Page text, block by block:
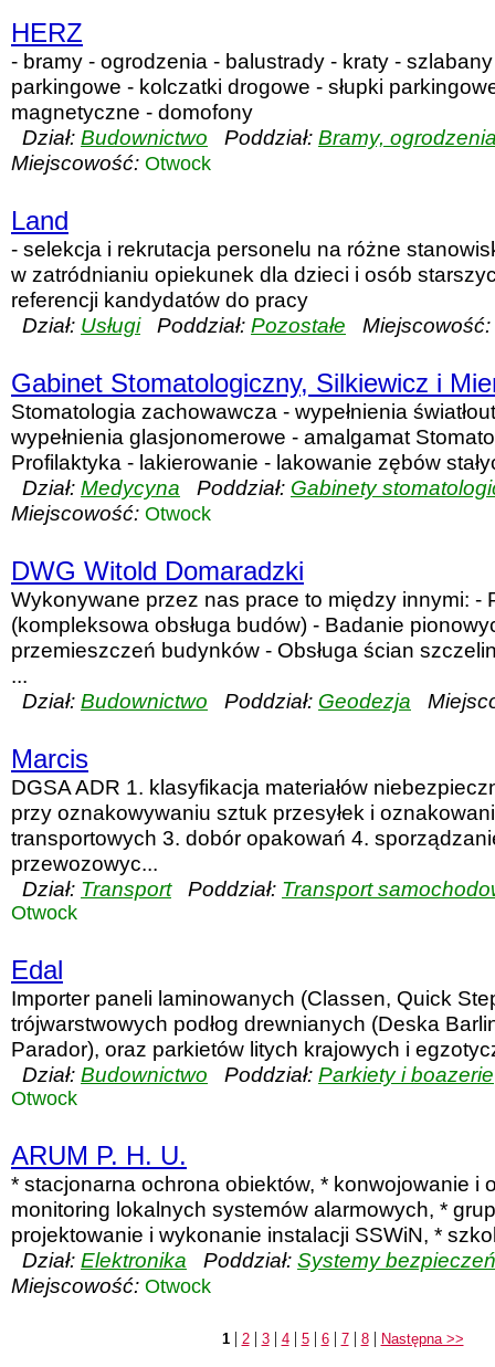
HERZ
- bramy - ogrodzenia - balustrady - kraty -
parkingowe - kolczatki drogowe - słupki
magnetyczne - domofony
Dział: Budownictwo Poddział: Bramy,
Miejscowość: Otwock
Land
- selekcja i rekrutacja personelu na różne
w zatródnianiu opiekunek dla dzieci i osób
referencji kandydatów do pracy
Dział: UsługiPoddział: Pozostałe Miejscowość:
Gabinet Stomatologiczny, Silkiewicz i
Stomatologia zachowawcza - wypełnienia
wypełnienia glasjonomerowe - amalgamat
Profilaktyka - lakierowanie - lakowanie zębów
Dział: Medycyna Poddział: Gabinety
Miejscowość: Otwock
DWG Witold Domaradzki
Wykonywane przez nas prace to między innymi: -
(kompleksowa obsługa budów) - Badanie
przemieszczeń budynków - Obsługa ścian
...
Dział: Budownictwo Poddział: Geodezja
Marcis
DGSA ADR 1. klasyfikacja materiałów
przy oznakowywaniu sztuk przesyłek i
transportowych 3. dobór opakowań 4.
przewozowyc...
Dział: TransportPoddział: Transport
Otwock
Edal
Importer paneli laminowanych (Classen, Quick
trójwarstwowych podłog drewnianych (Deska
Parador), oraz parkietów litych krajowych i
Dział: Budownictwo Poddział: Parkiety i boazerie
Otwock
ARUM P. H. U.
* stacjonarna ochrona obiektów, * konwojowanie i
monitoring lokalnych systemów alarmowych, *
projektowanie i wykonanie instalacji SSWiN, *
Dział: Elektronika Poddział: Systemy
Miejscowość: Otwock
1| 2| 3| 4| 5| 6| 7| 8| Następna >>